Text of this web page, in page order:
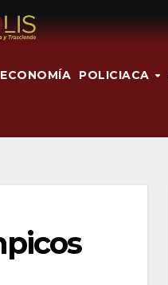
ECONOMÍA POLICIACA